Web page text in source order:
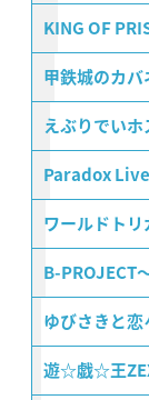
KING OF
甲鉄城のカバ
えぶりでいホ
Paradox Live
ワールドトリ
B-PROJECT
ゆびさきと恋
遊☆戯☆王